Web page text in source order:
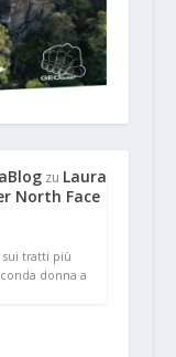
zu Laura
North Face
sui tratti più
donna a